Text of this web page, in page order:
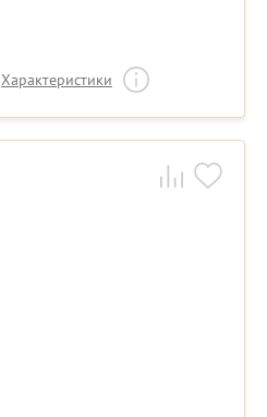
Характеристики